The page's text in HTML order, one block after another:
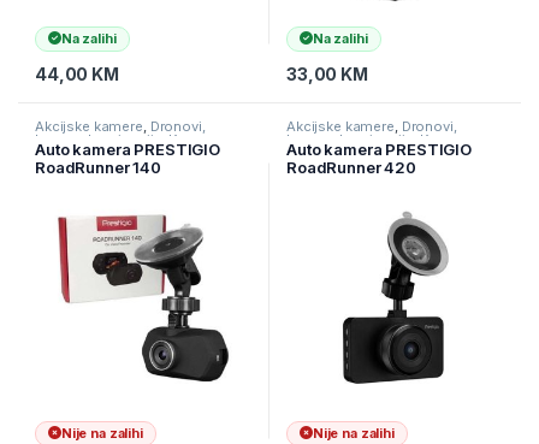
Na zalihi
44,00 KM
Na zalihi
33,00 KM
Akcijske kamere, Dronovi,
kamere I navigacije Kamere
Auto kamera PRESTIGIO
RoadRunner 140
Nije na zalihi
Akcijske kamere, Dronovi,
kamere I navigacije Kamere
Auto kamera PRESTIGIO
RoadRunner 420
Nije na zalihi